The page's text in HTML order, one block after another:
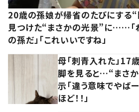
20歳の孫娘が帰省のたびにする“
見つけた“まさかの光景”に……「わ
の孫だ」「これいいですね」
母「刺青入れた」17歳
脚を見ると…“まさ
示「違う意味でやばー
ほど！！」